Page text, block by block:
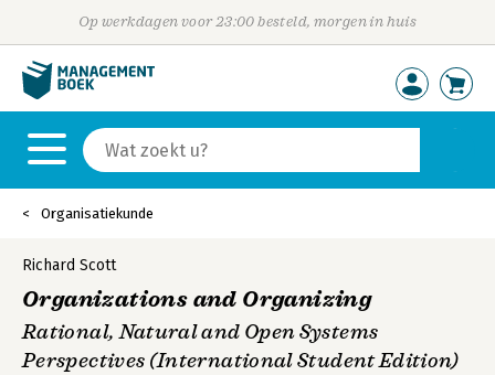
Op werkdagen voor 23:00 besteld, morgen in huis
Organisatiekunde
Richard Scott
Organizations and Organizing
Rational, Natural and Open Systems
Perspectives (International Student Edition)